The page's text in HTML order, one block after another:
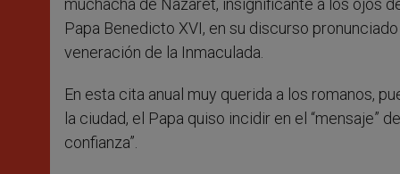
muchacha de Nazaret, insignificante a los ojos
Papa Benedicto XVI, en su discurso
veneración de la Inmaculada.
En esta cita anual muy querida a los romanos,
la ciudad, el Papa quiso incidir en el “mensaje”
confianza”.